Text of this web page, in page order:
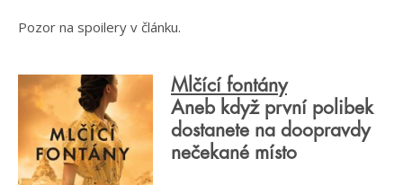
Pozor na spoilery v článku.
Mlčící fontány
Aneb když první polibek
dostanete na doopravdy
nečekané místo